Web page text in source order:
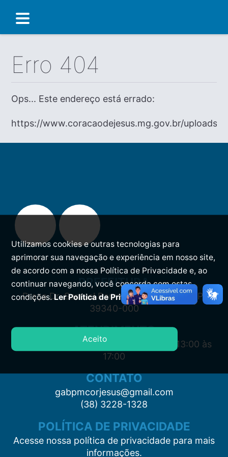
Erro 404
Ops... Este endereço está errado:
https://www.coracaodejesus.mg.gov.br/uploads/
PREFEITURA
Praça Dr. Samuel Barreto, s/n, Centro CEP:
39340-000
ATENDIMENTO
Segunda à Sexta: 7:00 às 11:00 e das 13:00 às
17:00
CONTATO
gabpmcorjesus@gmail.com
(38) 3228-1328
POLÍTICA DE PRIVACIDADE
Acesse nossa política de privacidade para mais
informações.
Utilizamos cookies e outras tecnologias para
aprimorar sua navegação e experiência em nosso site,
de acordo com a nossa Política de Privacidade e, ao
continuar navegando, você concorda com estas
condições.Ler Política de Privacidade.
Aceito